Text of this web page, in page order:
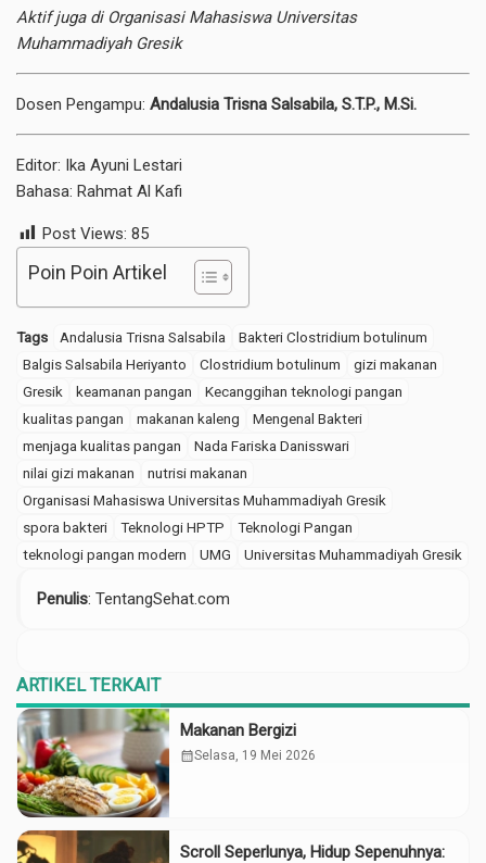
Aktif juga di Organisasi Mahasiswa Universitas
Muhammadiyah Gresik
Dosen Pengampu: Andalusia Trisna Salsabila, S.T.P., M.Si.
Editor: Ika Ayuni Lestari
Bahasa: Rahmat Al Kafi
Post Views: 85
Poin Poin Artikel
Tags Andalusia Trisna Salsabila
Bakteri Clostridium botulinum
Balgis Salsabila Heriyanto
Clostridium botulinum
gizi makanan
Gresik
keamanan pangan
Kecanggihan teknologi pangan
kualitas pangan
makanan kaleng
Mengenal Bakteri
menjaga kualitas pangan
Nada Fariska Danisswari
nilai gizi makanan
nutrisi makanan
Organisasi Mahasiswa Universitas Muhammadiyah Gresik
spora bakteri
Teknologi HPTP
Teknologi Pangan
teknologi pangan modern
UMG Universitas Muhammadiyah Gresik
Penulis: TentangSehat.com
ARTIKEL TERKAIT
Makanan Bergizi
calendar_monthSelasa, 19 Mei 2026
Scroll Seperlunya, Hidup Sepenuhnya: